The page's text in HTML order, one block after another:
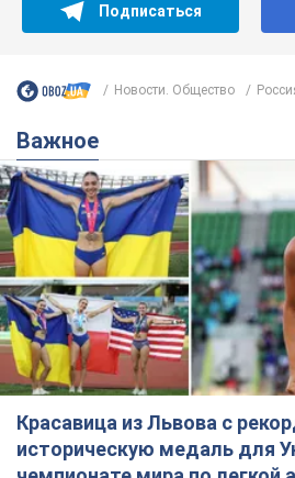
Подписаться
Новости. Общество
Важное
Красавица из Львова с
историческую медаль для